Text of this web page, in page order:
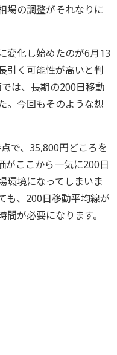
場の調整がそれなりに
変化し始めたのが6月13
引く可能性が高いと判
は、長期の200日移動
。今回もそのような想
で、35,800円どころを
がここから一気に200日
環境になってしまいま
も、200日移動平均線が
が必要になります。